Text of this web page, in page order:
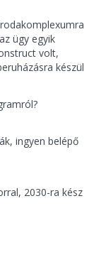
ügy egyik
volt,
készül
ingyen belépő
2030-ra kész